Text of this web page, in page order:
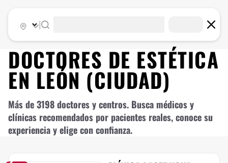
DOCTORES DE ESTÉTICA
EN LEÓN (CIUDAD)
Más de 3198 doctores y centros. Busca médicos y
clínicas recomendados por pacientes reales, conoce su
experiencia y elige con confianza.